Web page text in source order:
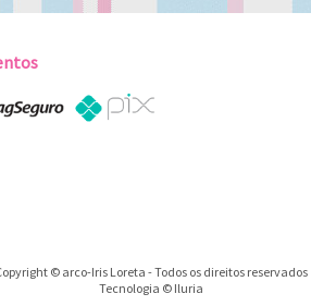
© arco-Iris Loreta - Todos os direitos reservados
Tecnologia © Iluria